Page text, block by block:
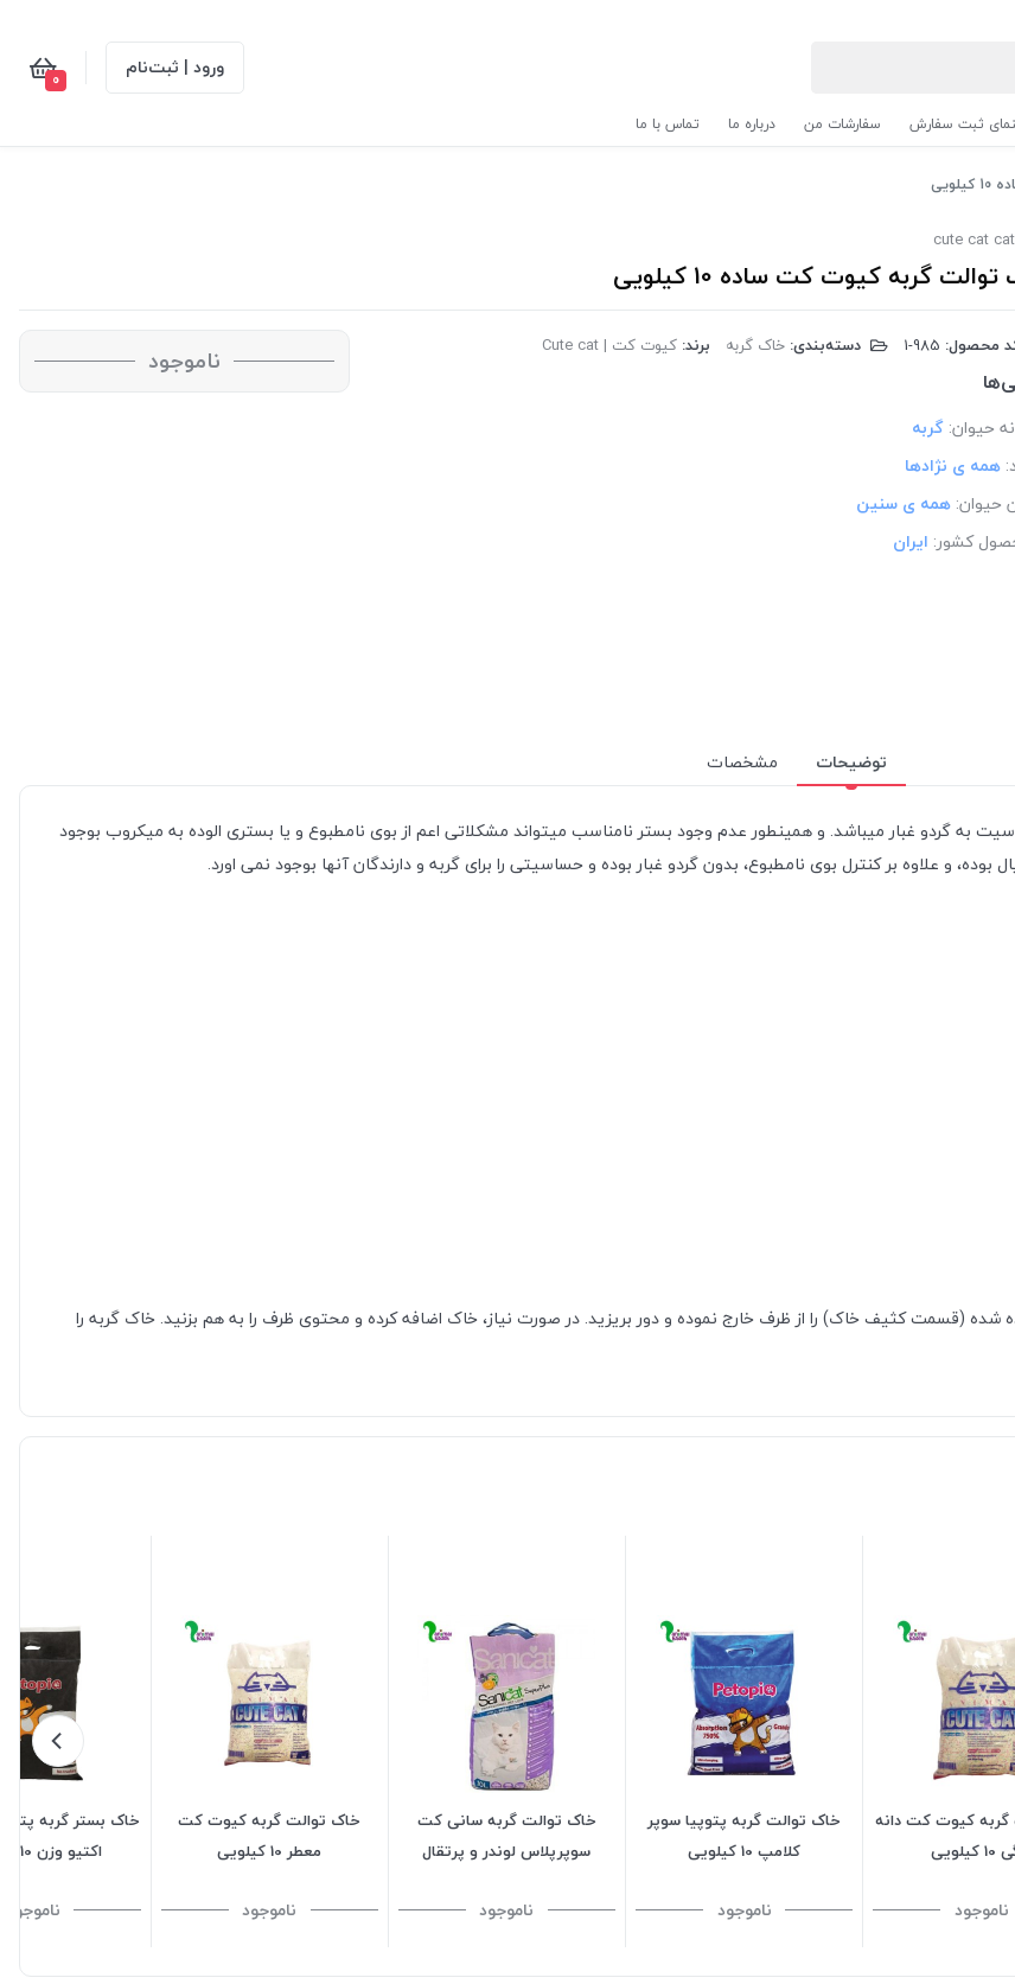
ورود | ثبت‌نام 0
ثبت سفارش سفارشات من درباره ما تماس با ما
cute cat
گربه کیوت کت ساده 10 کیلویی
محصول: دسته‌بندی: خاک گربه برند: کیوت کت | Cute cat
حیوان: گربه
همه ی نژادها
حیوان: همه ی سنین
کشور: ایران
ناموجود
توضیحات مشخصات
به گردو غبار میباشد. و همینطور عدم وجود بستر نامناسب میتواند مشکلاتی اعم از بوی نامطبوع و یا بستری الوده به میکروب بوجود
متر پر نگه دارید. هر ۱ تا ۲ روز، قسمت های توده شده (قسمت کثیف خاک) را از ظرف خارج نموده و دور بریزید. در صورت نیاز، خاک اضافه کرده و محتوی ظرف را به هم بزنید. خاک گربه را
کیوت کت دانه
ناموجود
خاک توالت گربه پتوپیا سوپر
کلامپ 10 کیلویی
ناموجود
خاک توالت گربه سانی کت
سوپرپلاس لوندر و پرتقال
ناموجود
خاک توالت گربه کیوت کت
معطر 10 کیلویی
ناموجود
خاک بستر گربه
اکتیو وزن 10 کیلوگرم
ناموجود